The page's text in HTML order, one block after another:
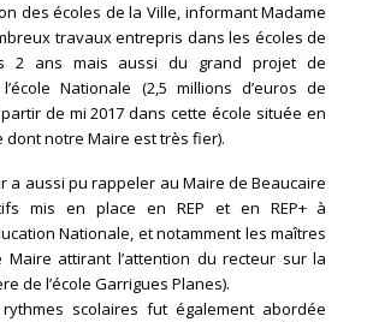
des écoles de la Ville, informant Madame
travaux entrepris dans les écoles de
2 ans mais aussi du grand projet de
Nationale (2,5 millions d’euros de
de mi 2017 dans cette école située en
notre Maire est très fier).
a aussi pu rappeler au Maire de Beaucaire
mis en place en REP et en REP+ à
Nationale, et notamment les maîtres
Maire attirant l’attention du recteur sur la
de l’école Garrigues Planes).
scolaires fut également abordée